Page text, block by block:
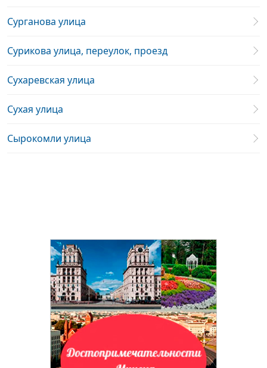
Сурганова улица
Сурикова улица, переулок, проезд
Сухаревская улица
Сухая улица
Сырокомли улица